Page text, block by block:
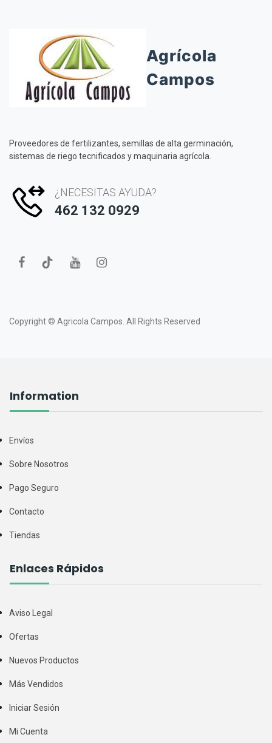
Agrícola
Campos
Proveedores de fertilizantes, semillas de alta germinación,
sistemas de riego tecnificados y maquinaria agrícola.
¿NECESITAS AYUDA?
462 132 0929
Copyright © Agricola Campos. All Rights Reserved
Information
Envíos
Sobre Nosotros
Pago Seguro
Contacto
Tiendas
Enlaces Rápidos
Aviso Legal
Ofertas
Nuevos Productos
Más Vendidos
Iniciar Sesión
Mi Cuenta